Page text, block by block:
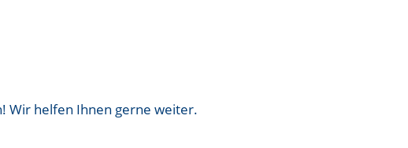
Wir helfen Ihnen gerne weiter.